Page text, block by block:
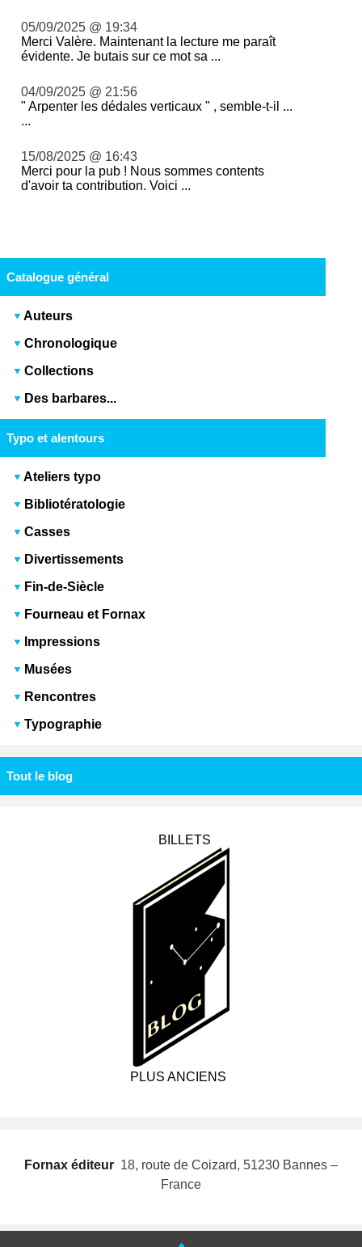
05/09/2025 @ 19:34
Merci Valère. Maintenant la lecture me paraît
évidente. Je butais sur ce mot sa ...
04/09/2025 @ 21:56
" Arpenter les dédales verticaux " , semble-t-il ...
...
15/08/2025 @ 16:43
Merci pour la pub ! Nous sommes contents
d'avoir ta contribution. Voici ...
Catalogue général
Auteurs
Chronologique
Collections
Des barbares...
Typo et alentours
Ateliers typo
Bibliotératologie
Casses
Divertissements
Fin-de-Siècle
Fourneau et Fornax
Impressions
Musées
Rencontres
Typographie
Tout le blog
BILLETS
PLUS ANCIENS
Fornax éditeur  18, route de Coizard, 51230 Bannes –
France